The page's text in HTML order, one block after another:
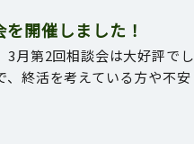
開催しました！
3月第2回相談会は大好評でし
終活を考えている方や不安